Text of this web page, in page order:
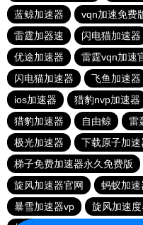
蓝鲸加速器
vqn加速免费
雷霆加器速
闪电猫加速器
优途加速器
雷霆vqn加速
闪电猫加速器
飞鱼加速器
ios加速器
猎豹nvp加速器
猎豹加速器
自由鲸 雷
极光加速器
下载原子加速
梯子免费加速器永久免费版
旋风加速器官网
蚂蚁加速
暴雪加速器vp
旋风加速度